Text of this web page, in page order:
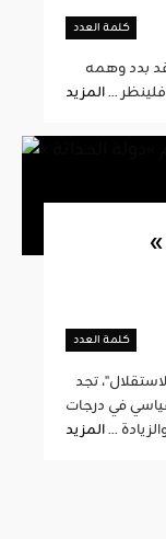
كلمة العدد
...
« حين يفضح الكهرباء
كلمة العدد
في درجات
...